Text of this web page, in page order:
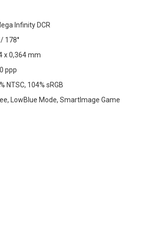
Infinity DCR
178°
x 0,364 mm
ppp
NTSC, 104% sRGB
LowBlue Mode, SmartImage Game